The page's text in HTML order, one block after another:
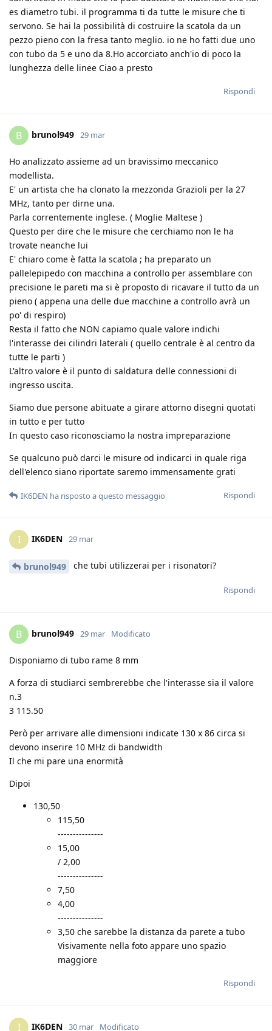
es diametro tubi. il programma ti da tutte le misure che ti
servono. Se hai la possibilità di costruire la scatola da un
pezzo pieno con la fresa tanto meglio. io ne ho fatti due uno
con tubo da 5 e uno da 8.Ho accorciato anch'io di poco la
lunghezza delle linee Ciao a presto
Rispondi
B brunol949 29 mar
Ho analizzato assieme ad un bravissimo meccanico
modellista.
E' un artista che ha clonato la mezzonda Grazioli per la 27
MHz, tanto per dirne una.
Parla correntemente inglese. ( Moglie Maltese )
Questo per dire che le misure che cerchiamo non le ha
trovate neanche lui
E' chiaro come è fatta la scatola ; ha preparato un
pallelepipedo con macchina a controllo per assemblare con
precisione le pareti ma si è proposto di ricavare il tutto da un
pieno ( appena una delle due macchine a controllo avrà un
po' di respiro)
Resta il fatto che NON capiamo quale valore indichi
l'interasse dei cilindri laterali ( quello centrale è al centro da
tutte le parti )
L'altro valore è il punto di saldatura delle connessioni di
ingresso uscita.
Siamo due persone abituate a girare attorno disegni quotati
in tutto e per tutto
In questo caso riconosciamo la nostra impreparazione
Se qualcuno può darci le misure od indicarci in quale riga
dell'elenco siano riportate saremo immensamente grati
Rispondi
IK6DEN ha risposto a questo messaggio
I IK6DEN 29 mar
brunol949 che tubi utilizzerai per i risonatori?
Rispondi
B brunol949 29 mar Modificato
Disponiamo di tubo rame 8 mm
A forza di studiarci sembrerebbe che l'interasse sia il valore
n.3
3 115.50
Però per arrivare alle dimensioni indicate 130 x 86 circa si
devono inserire 10 MHz di bandwidth
Il che mi pare una enormità
Dipoi
130,50
115,50
---------------
15,00
/ 2,00
---------------
7,50
4,00
---------------
3,50 che sarebbe la distanza da parete a tubo
Visivamente nella foto appare uno spazio
maggiore
Rispondi
I IK6DEN 30 mar Modificato